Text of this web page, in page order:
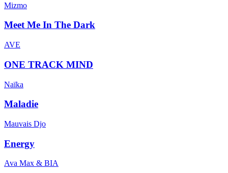
Mizmo
Meet Me In The Dark
AVE
ONE TRACK MIND
Naïka
Maladie
Mauvais Djo
Energy
Ava Max & BIA